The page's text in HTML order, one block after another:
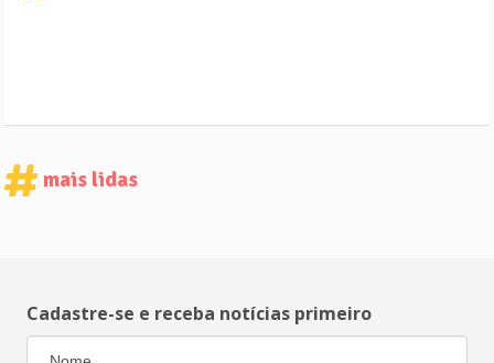
mais lidas
Cadastre-se e receba notícias primeiro